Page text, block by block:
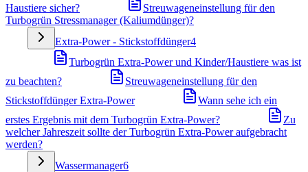
Haustiere sicher?
Streuwageneinstellung für den
Turbogrün Stressmanager (Kaliumdünger)?
Extra-Power - Stickstoffdünger4
Turbogrün Extra-Power und Kinder/Haustiere was ist
zu beachten?
Streuwageneinstellung für den
Stickstoffdünger Extra-Power
Wann sehe ich ein
erstes Ergebnis mit dem Turbogrün Extra-Power?
Zu
welcher Jahreszeit sollte der Turbogrün Extra-Power aufgebracht
werden?
Wassermanager6